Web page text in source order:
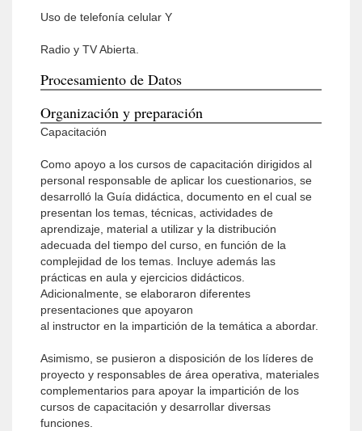
Uso de telefonía celular Y
Radio y TV Abierta.
Procesamiento de Datos
Organización y preparación
Capacitación
Como apoyo a los cursos de capacitación dirigidos al
personal responsable de aplicar los cuestionarios, se
desarrolló la Guía didáctica, documento en el cual se
presentan los temas, técnicas, actividades de
aprendizaje, material a utilizar y la distribución
adecuada del tiempo del curso, en función de la
complejidad de los temas. Incluye además las
prácticas en aula y ejercicios didácticos.
Adicionalmente, se elaboraron diferentes
presentaciones que apoyaron
al instructor en la impartición de la temática a abordar.
Asimismo, se pusieron a disposición de los líderes de
proyecto y responsables de área operativa, materiales
complementarios para apoyar la impartición de los
cursos de capacitación y desarrollar diversas
funciones.